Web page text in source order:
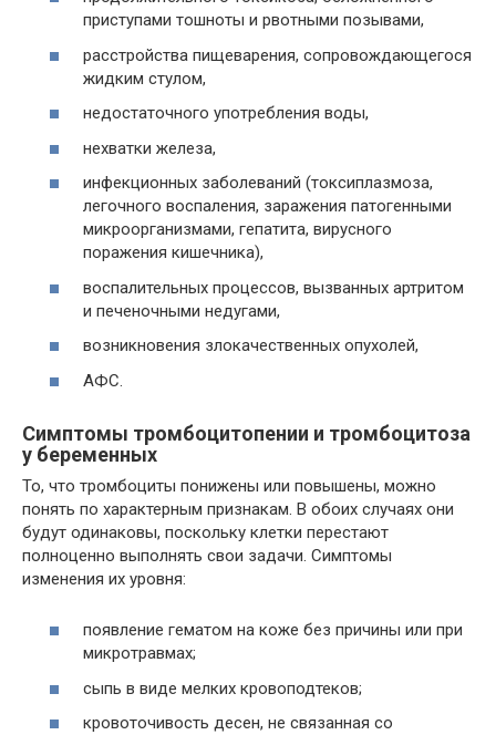
приступами тошноты и рвотными позывами,
расстройства пищеварения, сопровождающегося
жидким стулом,
недостаточного употребления воды,
нехватки железа,
инфекционных заболеваний (токсиплазмоза,
легочного воспаления, заражения патогенными
микроорганизмами, гепатита, вирусного
поражения кишечника),
воспалительных процессов, вызванных артритом
и печеночными недугами,
возникновения злокачественных опухолей,
АФС.
Симптомы тромбоцитопении и тромбоцитоза
у беременных
То, что тромбоциты понижены или повышены, можно
понять по характерным признакам. В обоих случаях они
будут одинаковы, поскольку клетки перестают
полноценно выполнять свои задачи. Симптомы
изменения их уровня:
появление гематом на коже без причины или при
микротравмах;
сыпь в виде мелких кровоподтеков;
кровоточивость десен, не связанная со